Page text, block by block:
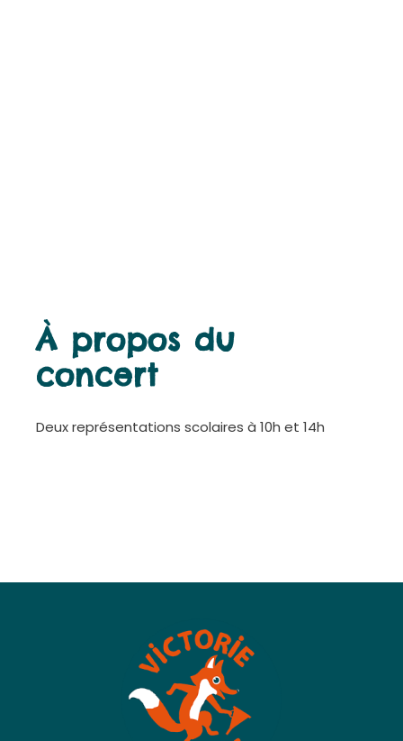
À propos du
concert
Deux représentations scolaires à 10h et 14h